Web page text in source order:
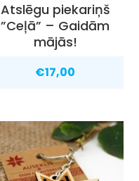
Atslēgu piekariņš
”Ceļā” – Gaidām
mājās!
€17,00